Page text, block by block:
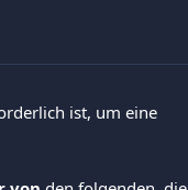
ist, um eine